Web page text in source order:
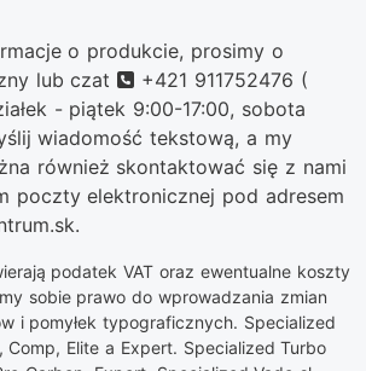
o produkcie, prosimy o
lub czat
Telefon
+421 911752476 (
- piątek 9:00-17:00, sobota
wiadomość tekstową, a my
również skontaktować się z nami
poczty elektronicznej pod adresem
podatek VAT oraz ewentualne koszty
sobie prawo do wprowadzania zmian
i pomyłek typograficznych. Specialized
Elite a Expert. Specialized Turbo